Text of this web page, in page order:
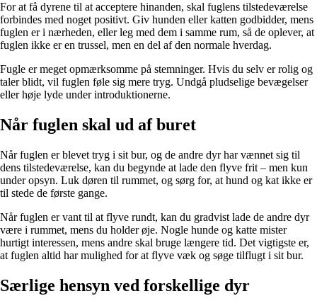
For at få dyrene til at acceptere hinanden, skal fuglens tilstedeværelse
forbindes med noget positivt. Giv hunden eller katten godbidder, mens
fuglen er i nærheden, eller leg med dem i samme rum, så de oplever, at
fuglen ikke er en trussel, men en del af den normale hverdag.
Fugle er meget opmærksomme på stemninger. Hvis du selv er rolig og
taler blidt, vil fuglen føle sig mere tryg. Undgå pludselige bevægelser
eller høje lyde under introduktionerne.
Når fuglen skal ud af buret
Når fuglen er blevet tryg i sit bur, og de andre dyr har vænnet sig til
dens tilstedeværelse, kan du begynde at lade den flyve frit – men kun
under opsyn. Luk døren til rummet, og sørg for, at hund og kat ikke er
til stede de første gange.
Når fuglen er vant til at flyve rundt, kan du gradvist lade de andre dyr
være i rummet, mens du holder øje. Nogle hunde og katte mister
hurtigt interessen, mens andre skal bruge længere tid. Det vigtigste er,
at fuglen altid har mulighed for at flyve væk og søge tilflugt i sit bur.
Særlige hensyn ved forskellige dyr